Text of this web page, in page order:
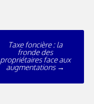
Taxe foncière : la
fronde des
propriétaires face aux
augmentations →